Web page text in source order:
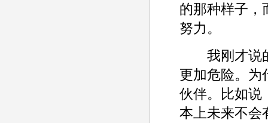
的那种样子，
努力。
我刚才说的
更加危险。为
伙伴。比如说
本上未来不会